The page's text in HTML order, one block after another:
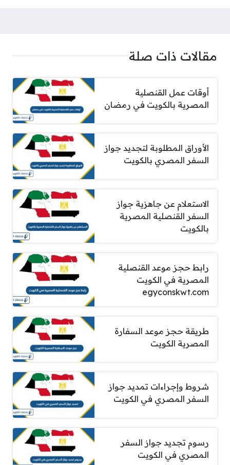
مقالات ذات صلة
أوقات عمل القنصلية
المصرية بالكويت في رمضان
الأوراق المطلوبة لتجديد جواز
السفر المصري بالكويت
الاستعلام عن جاهزية جواز
السفر القنصلية المصرية
بالكويت
رابط حجز موعد القنصلية
المصرية في الكويت
egyconskwt.com
طريقة حجز موعد السفارة
المصرية الكويت
شروط وإجراءات تمديد جواز
السفر المصري في الكويت
رسوم تجديد جواز السفر
المصري في الكويت